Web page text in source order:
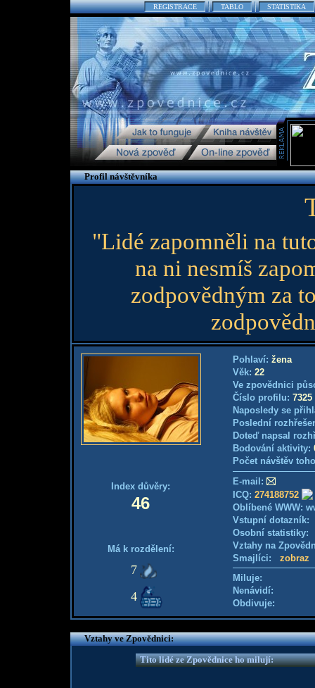
REGISTRACE TABLO STATISTIKA
Profil návštěvníka
"Lidé zapomněli na
na ni nesmíš
zodpovědným za
Index důvěry:
46
Má k rozdělení:
7
4
Pohlaví: žena
Věk: 22
Ve zpovědnici
Číslo profilu: 7325
Naposledy se
Poslední
Doteď napsal
Bodování aktivity:
Počet návštěv
E-mail:
ICQ: 274188752
Oblíbené WWW:
Vstupní
Osobní
Vztahy na
Smajlíci: zobraz
Miluje:
Nenávidí:
Obdivuje:
Vztahy ve Zpovědnici:
Tito lidé ze Zpovědnice ho milují: